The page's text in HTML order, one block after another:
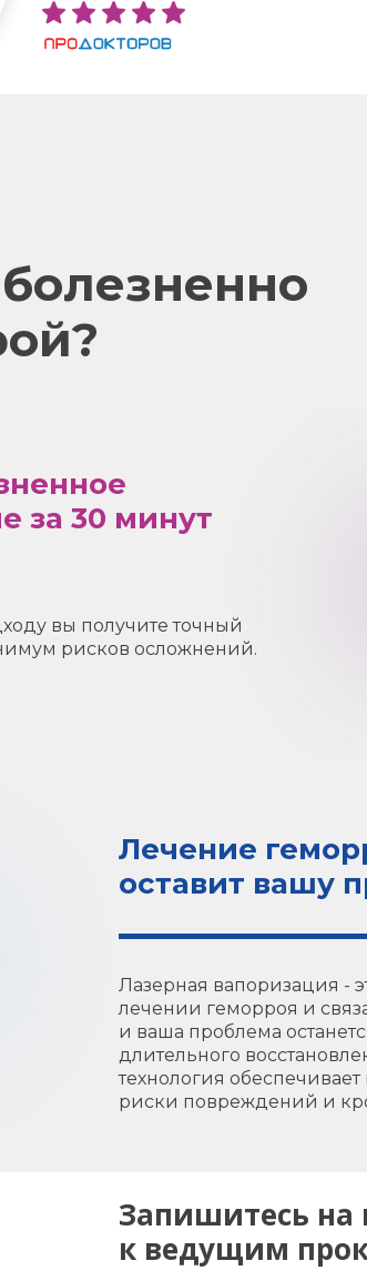
за 30 минут
вы получите точный
рисков осложнений.
Лечение
оставит вашу
Лазерная вапоризация -
лечении геморроя и
и ваша проблема
длительного
технология
риски повреждений и
Запишитесь на
к ведущим